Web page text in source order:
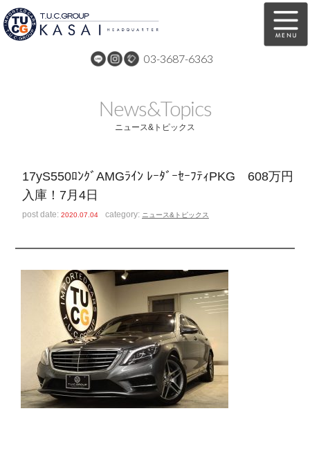
03-3687-6363
全国納車 特別作業
注文販売
スタッフ紹介 リクルート
お問い合わせ 会社概要
スタッフblog
ホーム T.U.C.GROUP
News&Topics
ニュース&トピックス
17yS550ﾛﾝｸﾞAMGﾗｲﾝ ﾚｰﾀﾞｰｾｰﾌﾃｨPKG 608万円
入庫！7月4日
post date:2020.07.04 category: ニュース&トピックス